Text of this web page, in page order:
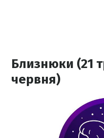
Близнюки (21
червня)